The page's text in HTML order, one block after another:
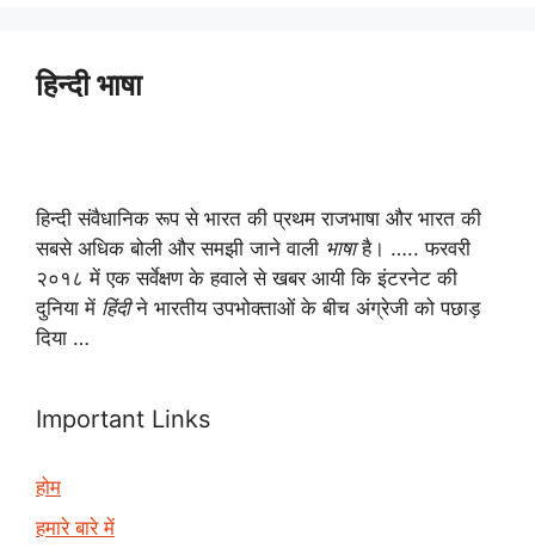
हिन्दी भाषा
हिन्दी संवैधानिक रूप से भारत की प्रथम राजभाषा और भारत की
सबसे अधिक बोली और समझी जाने वाली भाषाहै। ….. फरवरी
२०१८ में एक सर्वेक्षण के हवाले से खबर आयी कि इंटरनेट की
दुनिया में हिंदीने भारतीय उपभोक्ताओं के बीच अंग्रेजी को पछाड़
दिया …
Important Links
होम
हमारे बारे में